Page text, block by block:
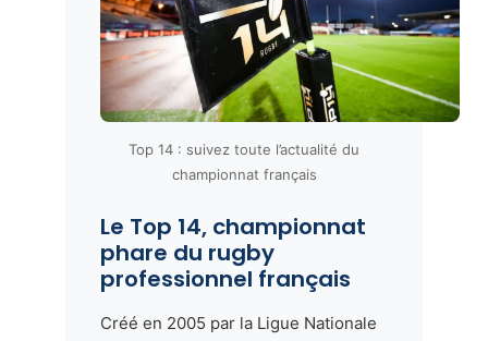
Top 14 : suivez toute l’actualité du
championnat français
Le Top 14, championnat
phare du rugby
professionnel français
Créé en 2005 par la Ligue Nationale